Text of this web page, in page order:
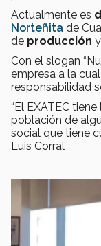
Actualmente es
Norteñita de
de producción
Con el slogan
empresa a la
responsabilidad
“El EXATEC
población de
social que tiene
Luis Corral